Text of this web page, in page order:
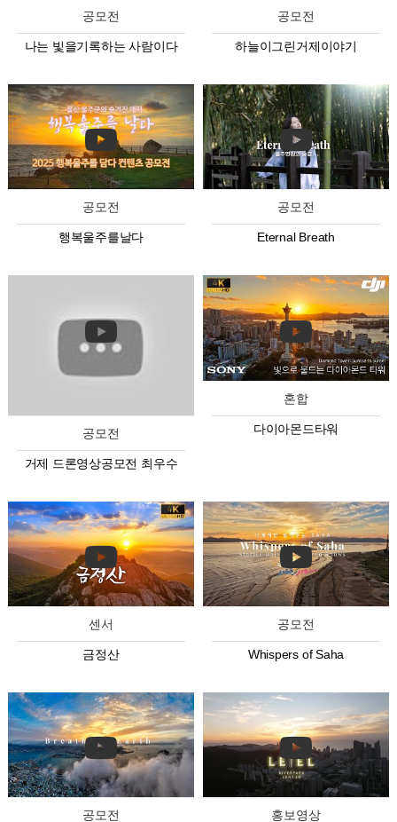
공모전
나는 빛을기록하는 사람이다
공모전
하늘이그린거제이야기
공모전
행복울주를날다
공모전
Eternal Breath
공모전
거제 드론영상공모전 최우수
혼합
다이아몬드타워
센서
금정산
공모전
Whispers of Saha
공모전 홍보영상